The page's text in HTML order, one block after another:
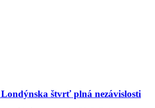
štvrť plná nezávislosti